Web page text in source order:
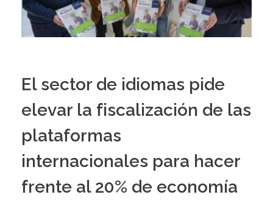
El sector de idiomas pide
elevar la fiscalización de las
plataformas
internacionales para hacer
frente al 20% de economía